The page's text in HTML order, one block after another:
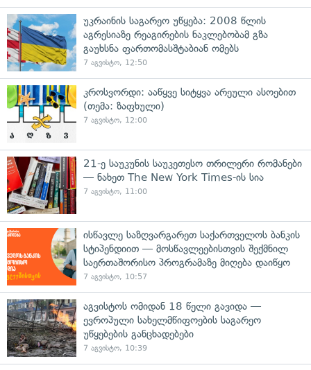
უკრაინის საგარეო უწყება: 2008 წლის
აგრესიაზე რეაგირების ნაკლებობამ გზა
გაუხსნა ფართომასშტაბიან ომებს
7 აგვისტო, 12:50
კროსვორდი: ააწყვე სიტყვა არეული ასოებით
(თემა: ზაფხული)
7 აგვისტო, 12:00
21-ე საუკუნის საუკეთესო თრილერი რომანები
— ნახეთ The New York Times-ის სია
7 აგვისტო, 11:00
ისწავლე საზღვარგარეთ საქართველოს ბანკის
სტიპენდიით — მოსწავლეებისთვის შექმნილ
საერთაშორისო პროგრამაზე მიღება დაიწყო
7 აგვისტო, 10:57
აგვისტოს ომიდან 18 წელი გავიდა —
ევროპული სახელმწიფოების საგარეო
უწყებების განცხადებები
7 აგვისტო, 10:39